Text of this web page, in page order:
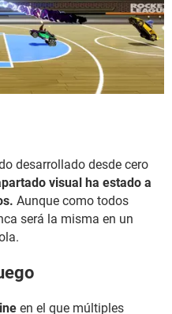
desarrollado desde cero
visual ha estado a
Aunque como todos
será la misma en un
en el que múltiples